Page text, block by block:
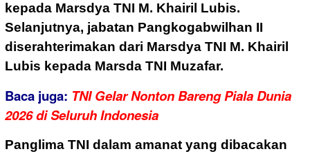
kepada Marsdya TNI M. Khairil Lubis.
Selanjutnya, jabatan Pangkogabwilhan II
diserahterimakan dari Marsdya TNI M. Khairil
Lubis kepada Marsda TNI Muzafar.
Baca juga: TNI Gelar Nonton Bareng Piala Dunia
2026 di Seluruh Indonesia
Panglima TNI dalam amanat yang dibacakan